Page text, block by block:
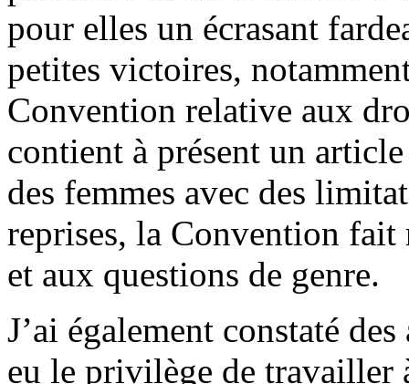
pour elles un écrasant
petites victoires,
Convention relative aux
contient à présent un
des femmes avec des
reprises, la Convention fait
et aux questions de genre.
J’ai également constaté
eu le privilège de travailler